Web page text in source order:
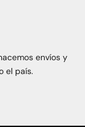
envíos y
el país.